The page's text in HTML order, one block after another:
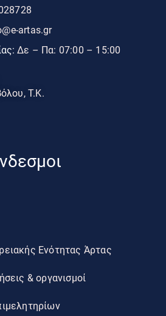
artas.gr
Δε – Πα: 07:00 – 15:00
Τ.Κ.
Ενότητας Άρτας
& οργανισμοί